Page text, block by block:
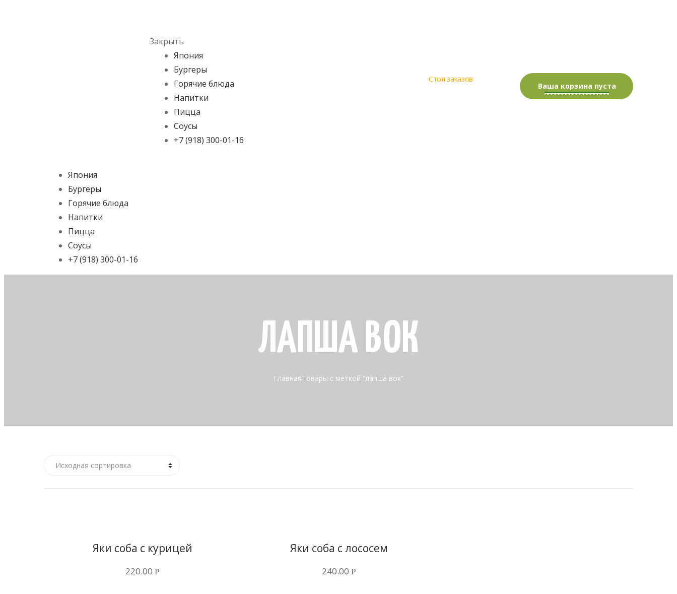
Закрыть
Япония
Бургеры
Горячие блюда
Напитки
Пицца
Соусы
+7 (918) 300-01-16
Стол заказов
Ваша корзина пуста
Япония
Бургеры
Горячие блюда
Напитки
Пицца
Соусы
+7 (918) 300-01-16
ЛАПША ВОК
ГлавнаяТовары с меткой “лапша вок”
Яки соба с курицей
220.00 Р
Яки соба с лососем
240.00 Р